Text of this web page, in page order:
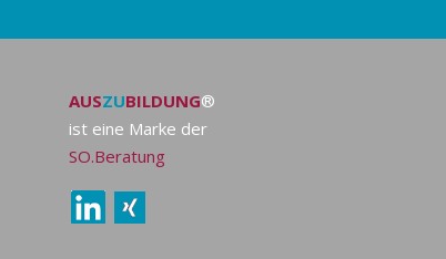
AUSZUBILDUNG®
ist eine Marke der
SO.Beratung